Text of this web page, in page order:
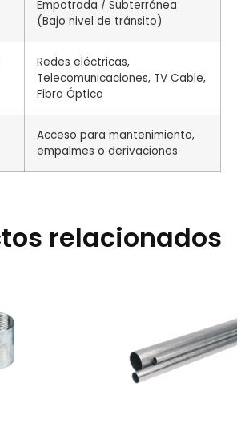
Empotrada / Subterránea
(Bajo nivel de tránsito)
Redes eléctricas,
Telecomunicaciones, TV Cable,
Fibra Óptica
Acceso para mantenimiento,
empalmes o derivaciones
relacionados